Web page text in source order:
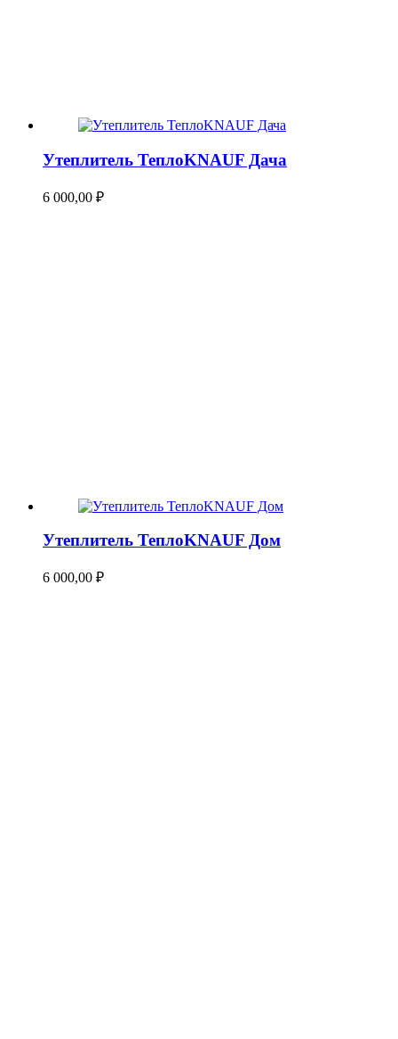
Утеплитель ТеплоKNAUF Дача
6 000,00 ₽
Утеплитель ТеплоKNAUF Дом
6 000,00 ₽